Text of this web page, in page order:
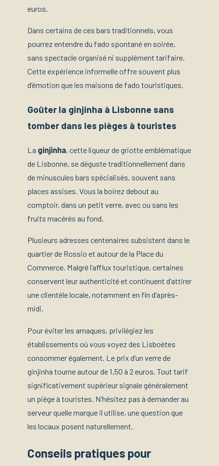
euros.
Dans certains de ces bars traditionnels, vous
pourrez entendre du fado spontané en soirée,
sans spectacle organisé ni supplément tarifaire.
Cette expérience informelle offre souvent plus
d’émotion que les maisons de fado touristiques.
Goûter la ginjinha à Lisbonne sans
tomber dans les pièges à touristes
La ginjinha, cette liqueur de griotte emblématique
de Lisbonne, se déguste traditionnellement dans
de minuscules bars spécialisés, souvent sans
places assises. Vous la boirez debout au
comptoir, dans un petit verre, avec ou sans les
fruits macérés au fond.
Plusieurs adresses centenaires subsistent dans le
quartier de Rossio et autour de la Place du
Commerce. Malgré l’afflux touristique, certaines
conservent leur authenticité et continuent d’attirer
une clientèle locale, notamment en fin d’après-
midi.
Pour éviter les arnaques, privilégiez les
établissements où vous voyez des Lisboètes
consommer également. Le prix d’un verre de
ginjinha tourne autour de 1,50 à 2 euros. Tout tarif
significativement supérieur signale généralement
un piège à touristes. N’hésitez pas à demander au
serveur quelle marque il utilise, une question que
les locaux posent naturellement.
Conseils pratiques pour